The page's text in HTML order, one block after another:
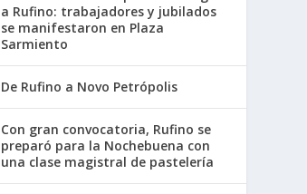
a Rufino: trabajadores y jubilados
se manifestaron en Plaza
Sarmiento
De Rufino a Novo Petrópolis
Con gran convocatoria, Rufino se
preparó para la Nochebuena con
una clase magistral de pastelería